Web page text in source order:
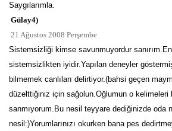
Saygılarımla.
Gülay4)
21 Ağustos 2008 Perşembe
Sistemsizliği kimse savunmuyordur
sistemsizlikten iyidir.Yapılan deneyler
bilmemek canlıları delirtiyor.(bahsi geçen
düzelttiğiniz için sağolun.Oğlumun o kelimeleri
sanmıyorum.Bu nesil teyyare dediğinizde oda
nesil:)Yorumlarınızı okurken bana pes